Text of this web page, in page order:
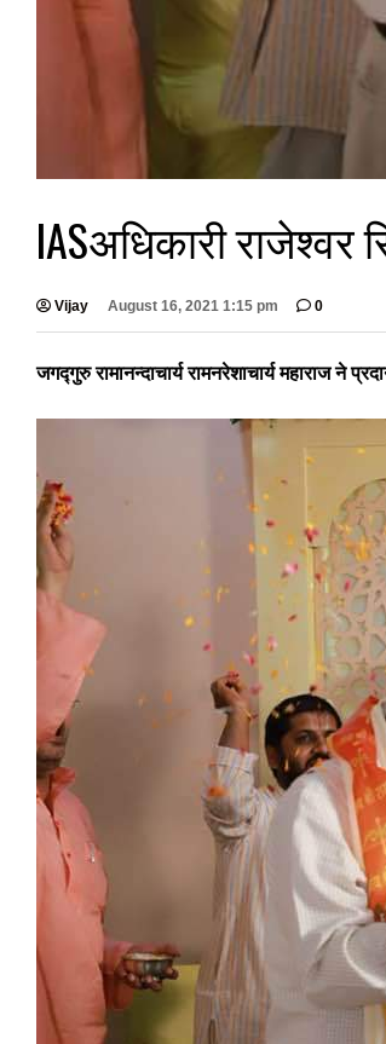
IASअधिकारी राजेश्वर
Vijay August 16, 2021 1:15 pm 0
जगद्गुरु रामानन्दाचार्य रामनरेशाचार्य महाराज ने